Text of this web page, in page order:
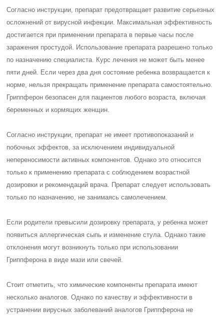
Согласно инструкции, препарат предотвращает развитие серьезных
осложнений от вирусной инфекции. Максимальная эффективность
достигается при применении препарата в первые часы после
заражения простудой. Использование препарата разрешено только
по назначению специалиста. Курс лечения не может быть менее
пяти дней. Если через два дня состояние ребенка возвращается к
норме, нельзя прекращать применение препарата самостоятельно.
Гриппферон безопасен для пациентов любого возраста, включая
беременных и кормящих женщин.
Согласно инструкции, препарат не имеет противопоказаний и
побочных эффектов, за исключением индивидуальной
непереносимости активных компонентов. Однако это относится
только к применению препарата с соблюдением возрастной
дозировки и рекомендаций врача. Препарат следует использовать
только по назначению, не занимаясь самолечением.
Если родители превысили дозировку препарата, у ребенка может
появиться аллергическая сыпь и изменение стула. Однако такие
отклонения могут возникнуть только при использовании
Гриппферона в виде мази или свечей.
Стоит отметить, что химические компоненты препарата имеют
несколько аналогов. Однако по качеству и эффективности в
устранении вирусных заболеваний аналогов Гриппферона не